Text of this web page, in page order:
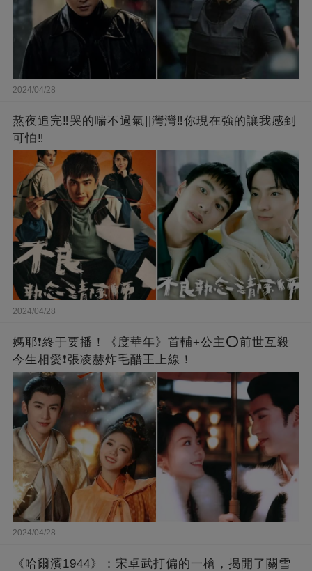
2024/04/28
熬夜追完‼️哭的喘不過氣||灣灣‼️你現在強的讓我感到
可怕‼️
2024/04/28
媽耶❗️終于要播！《度華年》首輔+公主⭕前世互殺
今生相愛❗張凌赫炸毛醋王上線！
2024/04/28
《哈爾濱1944》：宋卓武打偏的一槍，揭開了關雪